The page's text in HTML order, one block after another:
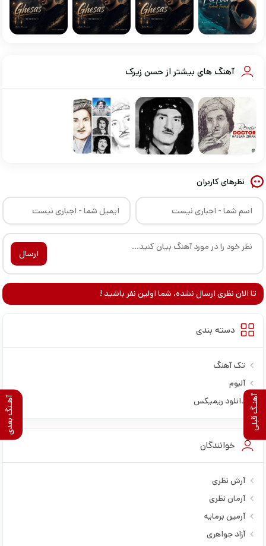
آهنـگ قبلی آهـنگ بعدی
آهنگ های بیشتر از حسن زیرک
نظرهای کاربران
ارسال
تا الان نظری ارسال نشده، شما اولین نفر باشید !
دسته بندی
تک آهنگ
آلبوم
دانلود ریمیکس
خوانندگان
آرش نظری
آرمان نظری
آرمین برمایه
آزاد جواهری